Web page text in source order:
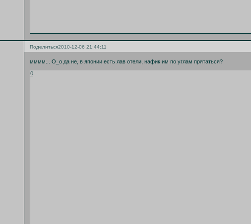
Поделиться2010-12-06 21:44:11
мммм... О_о да не, в японии есть лав отели, нафик им по углам прятаться?
0